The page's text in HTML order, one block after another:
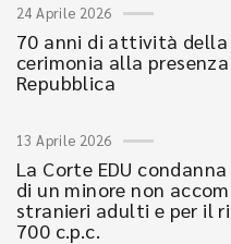
24 Aprile 2026
70 anni di attività
cerimonia alla
Repubblica
13 Aprile 2026
La Corte EDU
di un minore non
stranieri adulti e per il
700 c.p.c.